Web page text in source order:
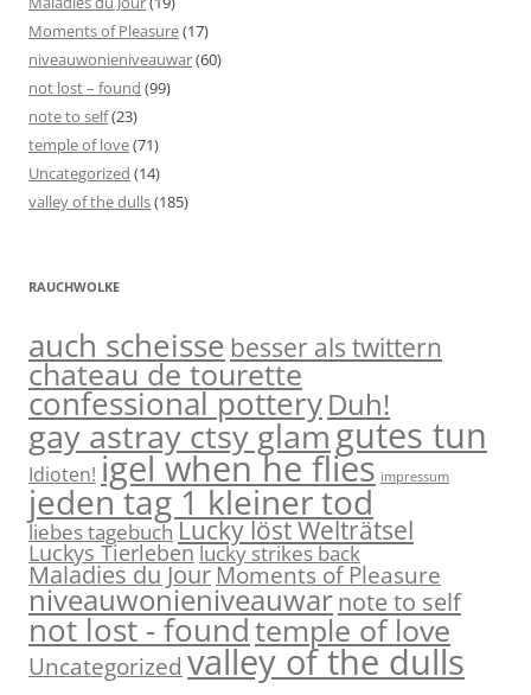
Moments of Pleasure(17)
niveauwonieniveauwar(60)
not lost – found (99)
note to self(23)
temple of love(71)
Uncategorized (14)
valley of the dulls(185)
RAUCHWOLKE
auch scheisse besser als twittern
chateau de tourette
confessional potteryDuh!
gay astray ctsy glamgutes tun
Idioten! igel when he flies impressum
jeden tag 1 kleiner tod
liebes tagebuch Lucky löst Welträtsel
Luckys Tierlebenlucky strikes back
Maladies du Jour Moments of Pleasure
niveauwonieniveauwarnote to self
not lost - foundtemple of love
Uncategorized valley of the dulls